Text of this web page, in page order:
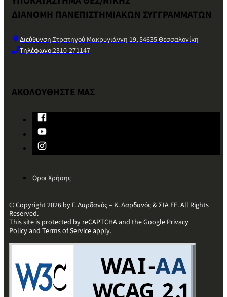
ΔΙΑΝΟΜΗ ΠΑΝΕΠΙΣΤΗΜΙΑΚΩΝ ΣΥΓΓΡΑΜΜΑΤΩΝ
Διεύθυνση:Στρατηγού Μακρυγιάννη 19, 54635 Θεσσαλονίκη
Τηλέφωνο:2310-271147
ΑΚΟΛΟΥΘΗΣΤΕ ΜΑΣ
Όροι Χρήσης
© Copyright 2026 by Γ. Δαρδανός – Κ. Δαρδανός & ΣΙΑ ΕΕ. All Rights
Reserved.
This site is protected by reCAPTCHA and the GooglePrivacy
Policyand Terms of Serviceapply.